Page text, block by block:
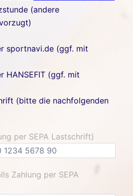
(andere
sportnavi.de (ggf. mit
HANSEFIT (ggf. mit
(bitte die nachfolgenden
per SEPA Lastschrift)
Zahlung per SEPA